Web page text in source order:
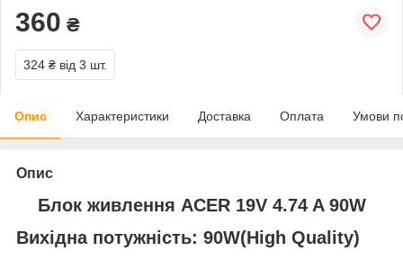
360 ₴
324 ₴ від 3 шт.
Опис Характеристики Доставка Оплата Умови
Опис
Блок живлення ACER 19V 4.74 A 90W
Вихідна потужність: 90W(High Quality)